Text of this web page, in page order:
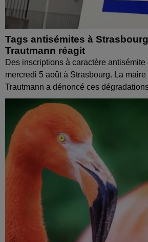
Tags antisémites à
Trautmann réagit
Des inscriptions à caractère
mercredi 5 août à Strasbourg. La
Trautmann a dénoncé ces